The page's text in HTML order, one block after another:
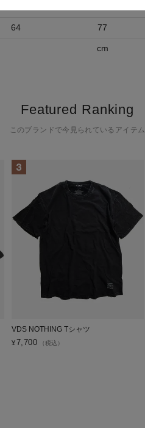
64 77
cm
Featured Ranking
このブランドで今見られているアイテム
VDS NOTHING Tシャツ
¥7,700 （税込）